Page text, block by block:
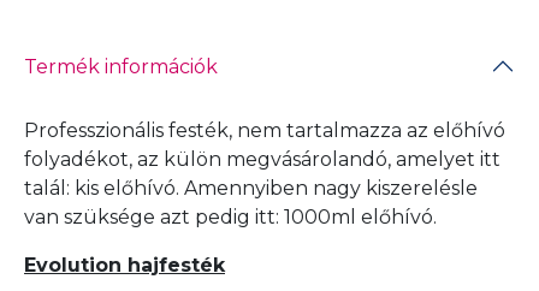
Termék információk
Professzionális festék, nem tartalmazza az előhívó
folyadékot, az külön megvásárolandó, amelyet itt
talál: kis előhívó. Amennyiben nagy kiszerelésle
van szüksége azt pedig itt: 1000ml előhívó.
Evolution hajfesték